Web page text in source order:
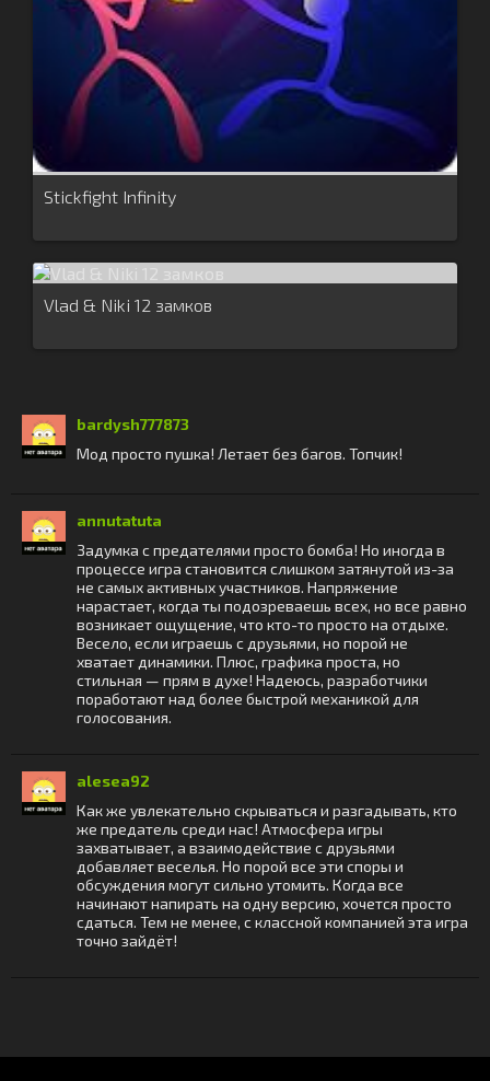
Stickfight Infinity
Vlad & Niki 12 замков
bardysh777873
Мод просто пушка! Летает без багов. Топчик!
annutatuta
Задумка с предателями просто бомба! Но иногда в
процессе игра становится слишком затянутой из-за
не самых активных участников. Напряжение
нарастает, когда ты подозреваешь всех, но все равно
возникает ощущение, что кто-то просто на отдыхе.
Весело, если играешь с друзьями, но порой не
хватает динамики. Плюс, графика проста, но
стильная — прям в духе! Надеюсь, разработчики
поработают над более быстрой механикой для
голосования.
alesea92
Как же увлекательно скрываться и разгадывать, кто
же предатель среди нас! Атмосфера игры
захватывает, а взаимодействие с друзьями
добавляет веселья. Но порой все эти споры и
обсуждения могут сильно утомить. Когда все
начинают напирать на одну версию, хочется просто
сдаться. Тем не менее, с классной компанией эта игра
точно зайдёт!